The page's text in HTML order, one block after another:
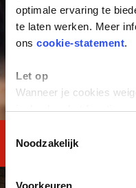
optimale ervaring te
te laten werken. Meer
ons cookie-statement.
Let op
Wanneer je cookies
invloed op het
Noodzakelijk
Voorkeuren